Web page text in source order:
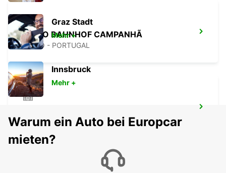
PORTO BAHNHOF CAMPANHÃ
PORTO - PORTUGAL
PORTO - PORTUGAL
Graz Stadt
Mehr +
Innsbruck
Mehr +
Warum ein Auto bei Europcar
mieten?